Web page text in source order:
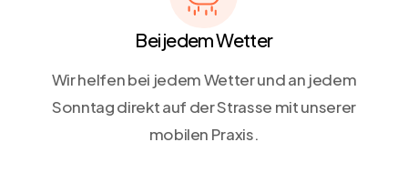
Bei jedem Wetter
Wir helfen bei jedem Wetter und an jedem
Sonntag direkt auf der Strasse mit unserer
mobilen Praxis.